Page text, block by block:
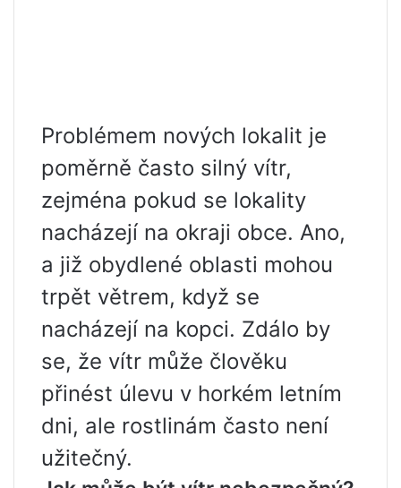
Problémem nových lokalit je
poměrně často silný vítr,
zejména pokud se lokality
nacházejí na okraji obce. Ano,
a již obydlené oblasti mohou
trpět větrem, když se
nacházejí na kopci. Zdálo by
se, že vítr může člověku
přinést úlevu v horkém letním
dni, ale rostlinám často není
užitečný.